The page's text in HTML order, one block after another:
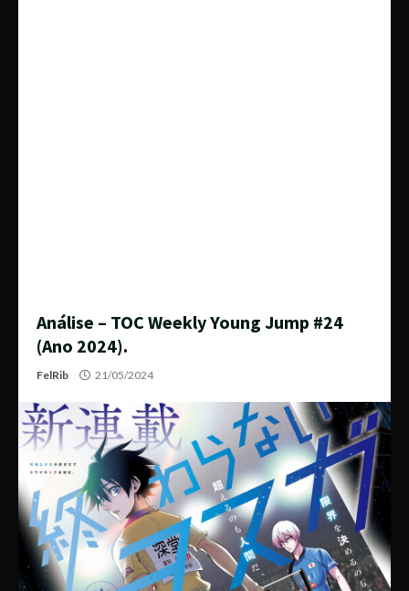
Análise – TOC Weekly Young Jump #24
(Ano 2024).
FelRib 21/05/2024